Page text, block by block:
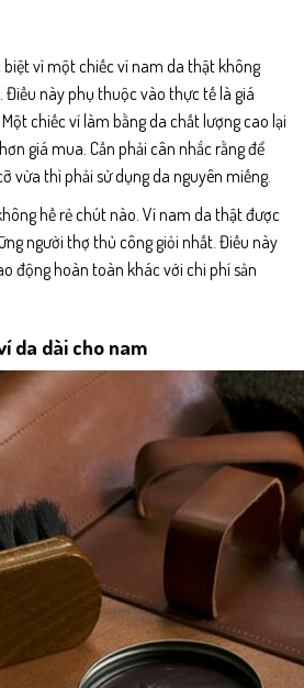
biệt vì một chiếc ví nam da thật không
Điều này phụ thuộc vào thực tế là giá
chiếc ví làm bằng da chất lượng cao lại
giá mua. Cần phải cân nhắc rằng để
vừa thì phải sử dụng da nguyên miếng.
hề rẻ chút nào. Ví nam da thật được
người thợ thủ công giỏi nhất. Điều này
động hoàn toàn khác với chi phí sản
da dài cho nam